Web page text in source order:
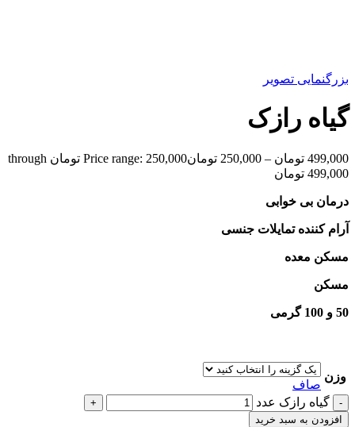
بزرگنمایی تصویر
گیاه رازک
499,000 تومان –
250,000 تومان
Price range: 250,000 تومان through
499,000 تومان
درمان بی خوابی
آرام‌ کننده تمایلات جنسی
مسکن معده
مسکن
50 و 100 گرمی
وزن
صاف
- گیاه رازک عدد
+
افزودن به سبد خرید